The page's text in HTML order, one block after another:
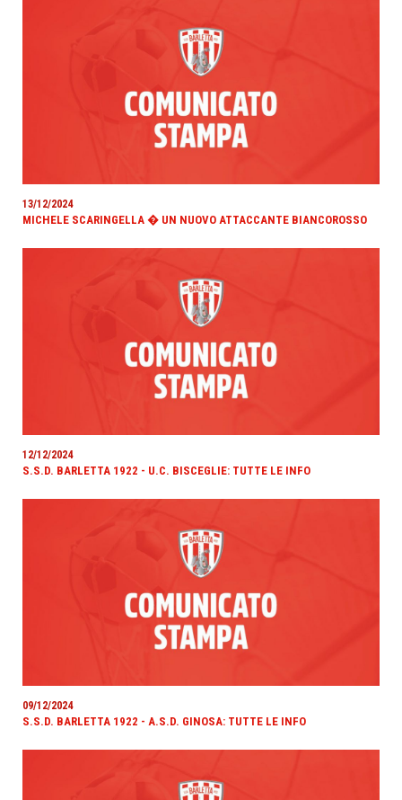
13/12/2024
MICHELE SCARINGELLA � UN NUOVO ATTACCANTE BIANCOROSSO
12/12/2024
S.S.D. BARLETTA 1922 - U.C. BISCEGLIE: TUTTE LE INFO
09/12/2024
S.S.D. BARLETTA 1922 - A.S.D. GINOSA: TUTTE LE INFO